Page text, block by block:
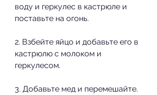
воду и геркулес в кастрюле и
поставьте на огонь.
2. Взбейте яйцо и добавьте его в
кастрюлю с молоком и
геркулесом.
3. Добавьте мед и перемешайте.